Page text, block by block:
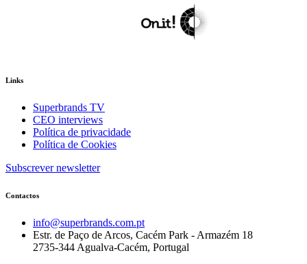
Links
Superbrands TV
CEO interviews
Política de privacidade
Política de Cookies
Subscrever newsletter
Contactos
info@superbrands.com.pt
Estr. de Paço de Arcos, Cacém Park - Armazém 18
2735-344 Agualva-Cacém, Portugal